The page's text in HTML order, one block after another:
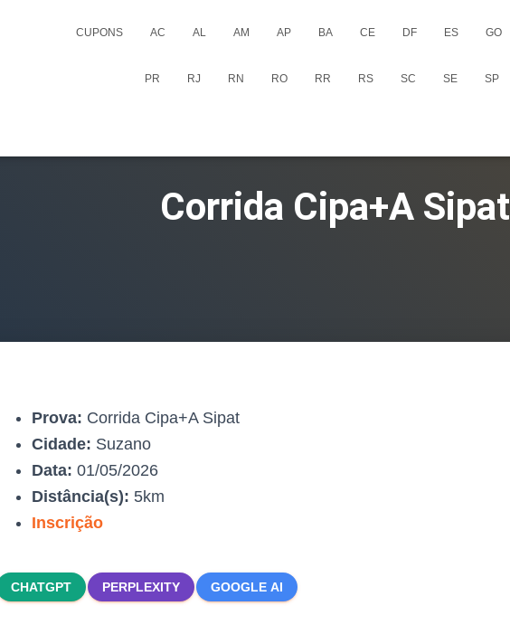
CUPONS AC AL AM AP BA CE DF ES GO
PR RJ RN RO RR RS SC SE SP
Corrida Cipa+A Sipat
Prova: Corrida Cipa+A Sipat
Cidade: Suzano
Data: 01/05/2026
Distância(s): 5km
Inscrição
CHATGPT PERPLEXITY GOOGLE AI